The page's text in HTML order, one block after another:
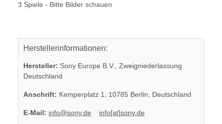
3 Spiele - Bitte Bilder schauen
Herstellerinformationen:
Hersteller: Sony Europe B.V., Zweigniederlassung
Deutschland
Anschrift: Kemperplatz 1, 10785 Berlin, Deutschland
E-Mail: info@sony.de info[at]sony.de